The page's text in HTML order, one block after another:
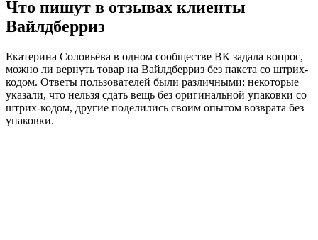
Что пишут в отзывах клиенты
Вайлдберриз
Екатерина Соловьёва в одном сообществе ВК задала вопрос,
можно ли вернуть товар на Вайлдберриз без пакета со штрих-
кодом. Ответы пользователей были различными: некоторые
указали, что нельзя сдать вещь без оригинальной упаковки со
штрих-кодом, другие поделились своим опытом возврата без
упаковки.